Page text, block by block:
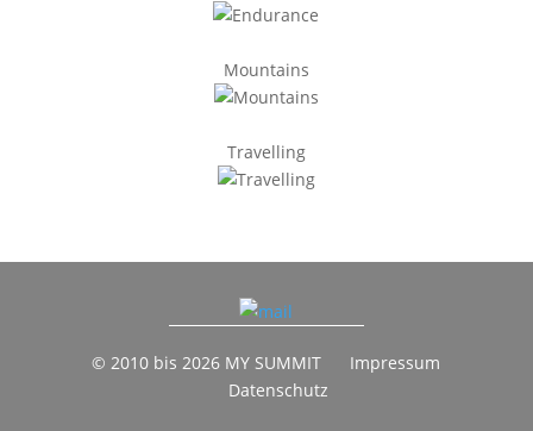
Mountains
Travelling
© 2010 bis 2026 MY SUMMIT
Impressum
Datenschutz